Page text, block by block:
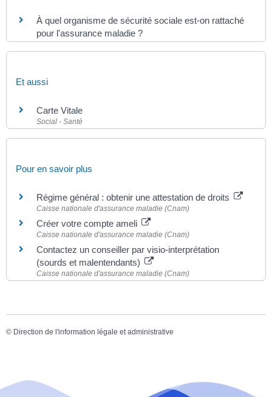
À quel organisme de sécurité sociale est-on rattaché
pour l'assurance maladie ?
Et aussi
Carte Vitale
Social - Santé
Pour en savoir plus
Régime général : obtenir une attestation de droits
Caisse nationale d'assurance maladie (Cnam)
Créer votre compte ameli
Caisse nationale d'assurance maladie (Cnam)
Contactez un conseiller par visio-interprétation
(sourds et malentendants)
Caisse nationale d'assurance maladie (Cnam)
© Direction de l'information légale et administrative